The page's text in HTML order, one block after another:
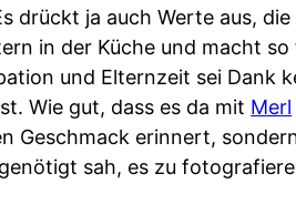
drückt ja auch Werte aus,
in der Küche und macht so
und Elternzeit sei Dank
Wie gut, dass es da mit Merl
Geschmack erinnert,
sah, es zu